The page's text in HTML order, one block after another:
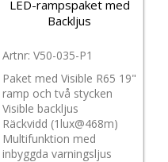
LED-rampspaket med
Backljus
V50-035-P1
Paket med Visible R65 19"
ramp och två stycken
Visible backljus
Räckvidd (1lux@468m)
Multifunktion med
inbyggda varningsljus